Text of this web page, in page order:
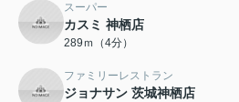
スーパー
カスミ 神栖店
289ｍ（4分）
ファミリーレストラン
ジョナサン 茨城神栖店